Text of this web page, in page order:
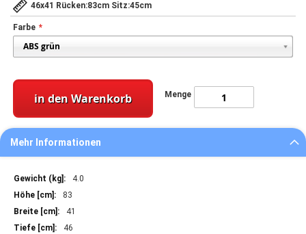
46x41 Rücken:83cm Sitz:45cm
Farbe
Menge
in den Warenkorb
Mehr Informationen
Mehr
Informationen
4.0
83
41
46